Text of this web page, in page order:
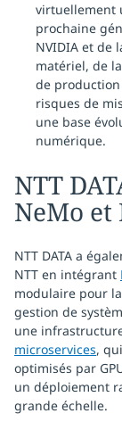
virtuellement
prochaine
NVIDIA et de
matériel, de
de
risques de
une base
numérique.
NTT
NeMo
NTT DATA a
NTT en intégrant
modulaire pour
gestion de
une
microservices,
optimisés par
un déploiement
grande échelle.